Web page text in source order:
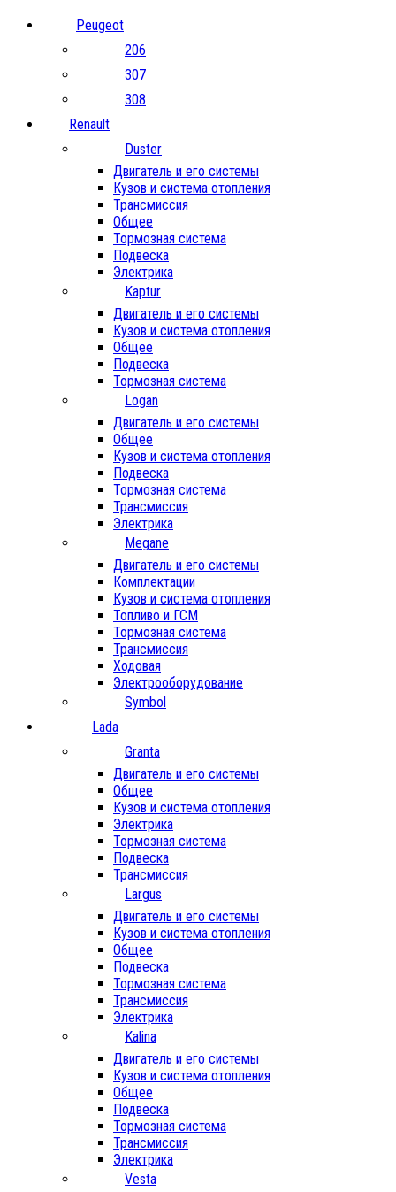
Peugeot
206
307
308
Renault
Duster
Двигатель и его системы
Кузов и система отопления
Трансмиссия
Общее
Тормозная система
Подвеска
Электрика
Kaptur
Двигатель и его системы
Кузов и система отопления
Общее
Подвеска
Тормозная система
Logan
Двигатель и его системы
Общее
Кузов и система отопления
Подвеска
Тормозная система
Трансмиссия
Электрика
Megane
Двигатель и его системы
Комплектации
Кузов и система отопления
Топливо и ГСМ
Тормозная система
Трансмиссия
Ходовая
Электрооборудование
Symbol
Lada
Granta
Двигатель и его системы
Общее
Кузов и система отопления
Электрика
Тормозная система
Подвеска
Трансмиссия
Largus
Двигатель и его системы
Кузов и система отопления
Общее
Подвеска
Тормозная система
Трансмиссия
Электрика
Kalina
Двигатель и его системы
Кузов и система отопления
Общее
Подвеска
Тормозная система
Трансмиссия
Электрика
Vesta